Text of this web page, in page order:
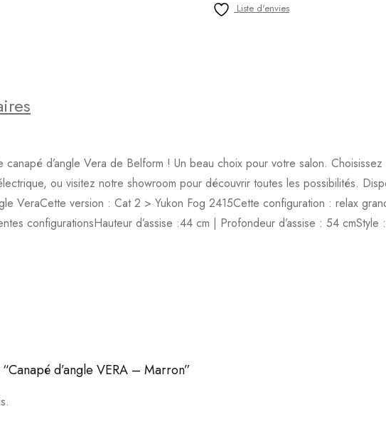
Liste d'envies
d’angle Vera de Belform ! Un beau choix pour votre salon.
ou visitez notre showroom pour découvrir toutes les possibilités.
VeraCette version : Cat 2 > Yukon Fog 2415Cette configuration : relax
configurationsHauteur d’assise :44 cm | Profondeur d’assise : 54 cmStyle
d’angle VERA – Marron”